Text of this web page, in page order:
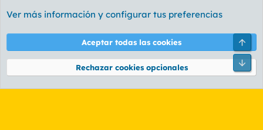
Cookies
PL OLDSTYLE AMARILLO
Términos y reglas Política de privacidad Ayuda
Community platform by XenForo® © 2010-2026 XenForo Ltd.
Ver más información y configurar tus preferencias
Aceptar todas las cookies
Rechazar cookies opcionales
Pie